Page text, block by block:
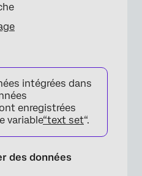
intégrées dans
enregistrées
variable“text set“.
des données